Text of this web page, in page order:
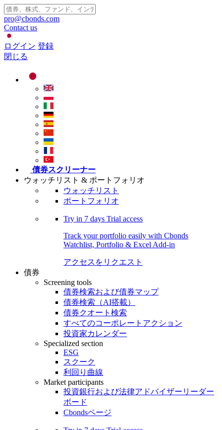
pro@cbonds.com
Contact us
ログイン 登録
閉じる
債券スクリーナー
ウォッチリスト & ポートフォリオ
ウォッチリスト
ポートフォリオ
Try in 7 days Trial access
Track your portfolio easily with Cbonds
Watchlist, Portfolio & Excel Add-in
アクセスをリクエスト
債券
Screening tools
債券検索および債券マップ
債券検索（AI搭載）
債券クオート検索
すべてのコーポレートアクション
投資家カレンダー
Specialized section
ESG
スクーク
利回り曲線
Market participants
投資銀行および法律アドバイザーリーダー
ボード
Cbondsページ